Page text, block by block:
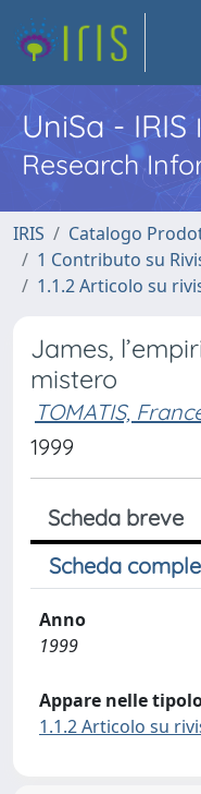
UniSa - IRIS
Research
IRIS
Catalogo
1 Contributo su
1.1.2 Articolo su
James,
mistero
TOMATIS,
1999
Scheda breve
Scheda
Anno
1999
Appare nelle
1.1.2 Articolo su